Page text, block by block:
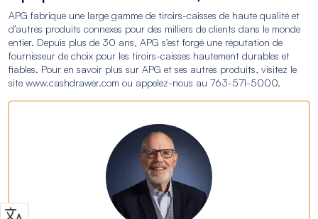
APG fabrique une large gamme de tiroirs-caisses de haute qualité et
d’autres produits connexes pour des milliers de clients dans le monde
entier. Depuis plus de 30 ans, APG s’est forgé une réputation de
fournisseur de choix pour les tiroirs-caisses hautement durables et
fiables. Pour en savoir plus sur APG et ses autres produits, visitez le
site www.cashdrawer.com ou appelez-nous au 763-571-5000.